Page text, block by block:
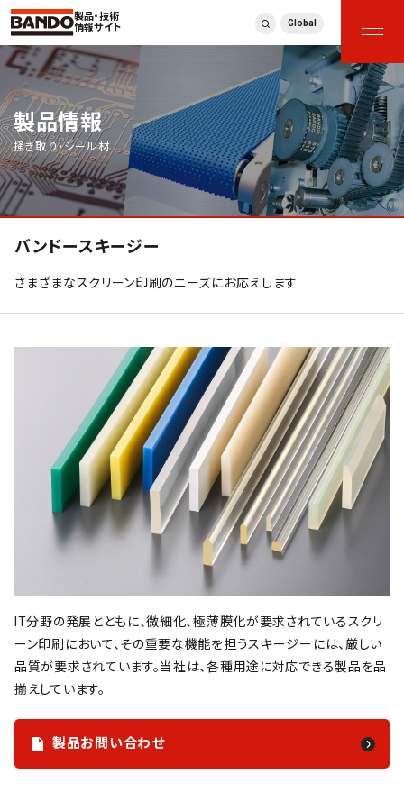
製品・技術
情報サイト
Global
製品情報
掻き取り・シール材
バンドースキージー
さまざまなスクリーン印刷のニーズにお応えします
IT分野の発展とともに、微細化、極薄膜化が要求されているスクリ
ーン印刷において、その重要な機能を担うスキージーには、厳しい
品質が要求されています。当社は、各種用途に対応できる製品を品
揃えしています。
製品お問い合わせ